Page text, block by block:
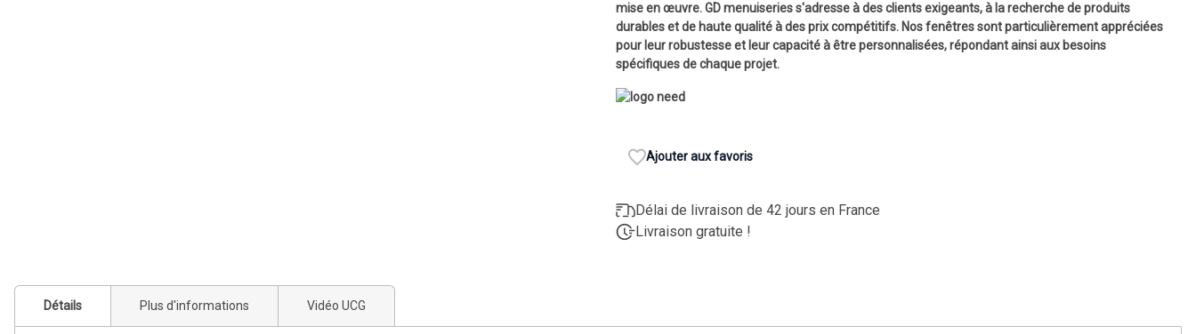
mise en œuvre. GD menuiseries s'adresse à des clients exigeants, à la recherche de produits
durables et de haute qualité à des prix compétitifs. Nos fenêtres sont particulièrement appréciées
pour leur robustesse et leur capacité à être personnalisées, répondant ainsi aux besoins
spécifiques de chaque projet.
Ajouter aux favoris
Délai de livraison de 42 jours en France
Livraison gratuite !
Détails Plus d'informations Vidéo UCG